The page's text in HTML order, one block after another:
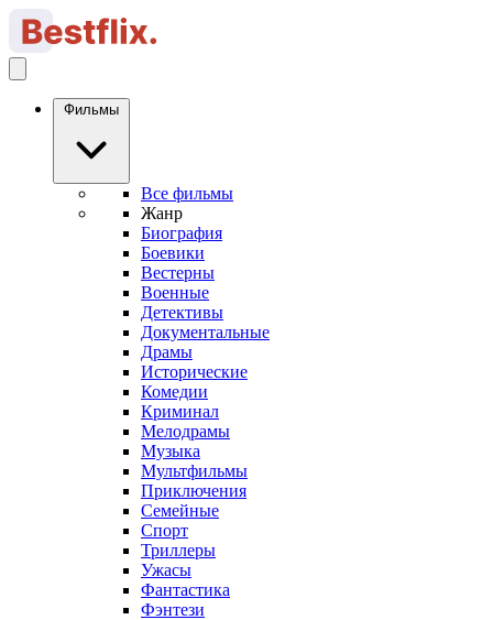
Фильмы
Все фильмы
Жанр
Биография
Боевики
Вестерны
Военные
Детективы
Документальные
Драмы
Исторические
Комедии
Криминал
Мелодрамы
Музыка
Мультфильмы
Приключения
Семейные
Спорт
Триллеры
Ужасы
Фантастика
Фэнтези